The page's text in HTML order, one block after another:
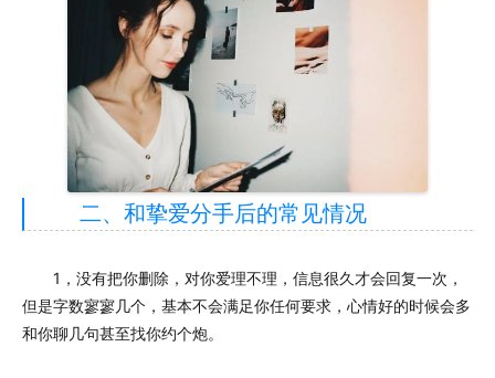
二、和挚爱分手后的常见情况
1，没有把你删除，对你爱理不理，信息很久才会回复一次，
但是字数寥寥几个，基本不会满足你任何要求，心情好的时候会多
和你聊几句甚至找你约个炮。